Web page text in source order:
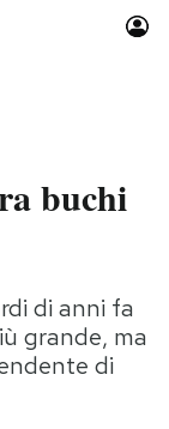
buchi
di anni fa
grande, ma
di